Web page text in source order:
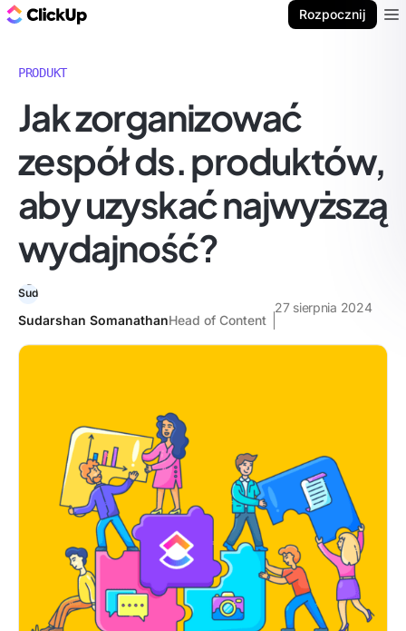
Rozpocznij
PRODUKT
Jak zorganizować
zespół ds. produktów,
aby uzyskać najwyższą
wydajność?
Sudarshan SomanathanHead of Content
27 sierpnia 2024